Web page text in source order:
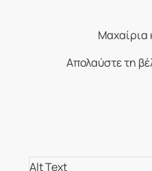
Μαχαίρια
Απολαύστε τη